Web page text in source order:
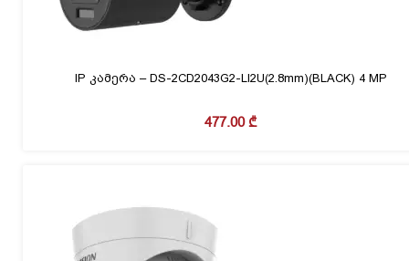
IP კამერა – DS-2CD2043G2-LI2U(2.8mm)(BLACK) 4 MP
477.00₾